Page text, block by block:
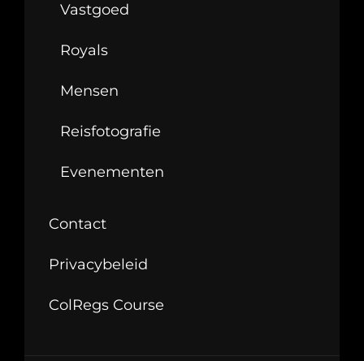
Vastgoed
Royals
Mensen
Reisfotografie
Evenementen
Contact
Privacybeleid
ColRegs Course